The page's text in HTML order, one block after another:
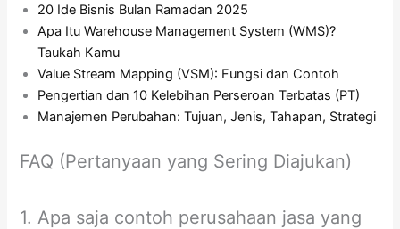
20 Ide Bisnis Bulan Ramadan 2025
Apa Itu Warehouse Management System (WMS)?
Taukah Kamu
Value Stream Mapping (VSM): Fungsi dan Contoh
Pengertian dan 10 Kelebihan Perseroan Terbatas (PT)
Manajemen Perubahan: Tujuan, Jenis, Tahapan, Strategi
FAQ (Pertanyaan yang Sering Diajukan)
1. Apa saja contoh perusahaan jasa yang